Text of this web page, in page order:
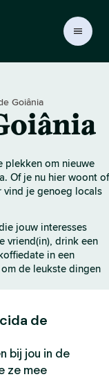
Goiânia
plekken om nieuwe
Of je nu hier woont of
vind je genoeg locals
jouw interesses
vriend(in), drink een
in een
de leukste dingen
de
bij jou in de
ze mee